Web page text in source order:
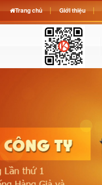
Trang chủ Giới thiệu